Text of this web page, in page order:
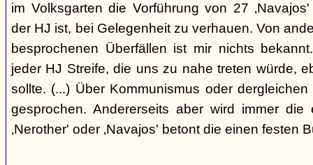
im Volksgarten die Vorführung von 27
der HJ ist, bei Gelegenheit zu verhauen. Von
besprochenen Überfällen ist mir nichts
jeder HJ Streife, die uns zu nahe treten würde,
sollte. (...) Über Kommunismus oder
gesprochen. Andererseits aber wird immer die
‚Nerother' oder ‚Navajos' betont die einen festen